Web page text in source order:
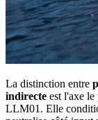
La distinction entre
indirecte est l'axe
LLM01. Elle